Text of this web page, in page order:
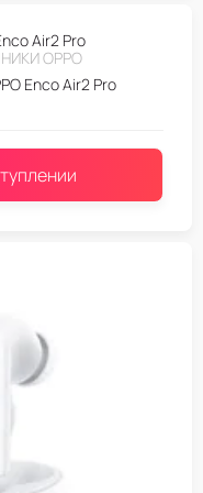
OPPO
Enco Air2 Pro